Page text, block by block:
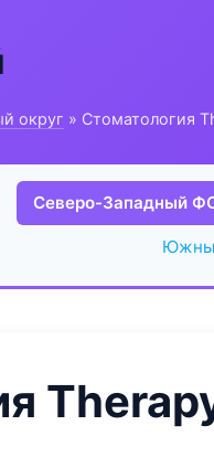
округ » Стоматология
Северо-Западный